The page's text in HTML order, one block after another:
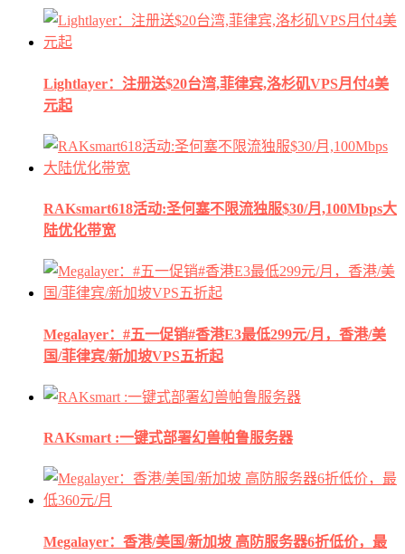
Lightlayer：注册送$20台湾,菲律宾,洛杉矶VPS月付4美
元起
RAKsmart618活动:圣何塞不限流独服$30/月,100Mbps大
陆优化带宽
Megalayer：#五一促销#香港E3最低299元/月，香港/美
国/菲律宾/新加坡VPS五折起
RAKsmart :一键式部署幻兽帕鲁服务器
Megalayer：香港/美国/新加坡 高防服务器6折低价，最